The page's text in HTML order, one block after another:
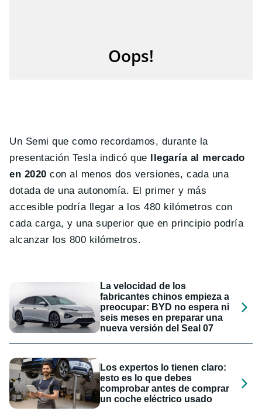
Un Semi que como recordamos, durante la
presentación Tesla indicó que
llegaría al mercado
en 2020 con al menos dos versiones, cada una
dotada de una autonomía. El primer y más
accesible podría llegar a los 480 kilómetros con
cada carga, y una superior que en principio podría
alcanzar los 800 kilómetros.
La velocidad de los
fabricantes chinos empieza a
preocupar: BYD no espera ni
seis meses en preparar una
nueva versión del Seal 07
Los expertos lo tienen claro:
esto es lo que debes
comprobar antes de comprar
un coche eléctrico usado